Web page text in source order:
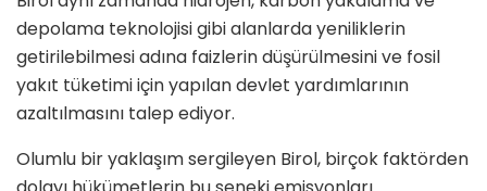
depolama teknolojisi gibi alanlarda yeniliklerin
getirilebilmesi adına faizlerin düşürülmesini ve fosil
yakıt tüketimi için yapılan devlet yardımlarının
azaltılmasını talep ediyor.
Olumlu bir yaklaşım sergileyen Birol, birçok faktörden